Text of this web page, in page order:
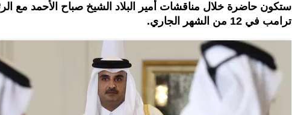
ستكون حاضرة خلال مناقشات أمير البلاد الشيخ صباح الأحمد مع
ترامب في 12 من الشهر الجاري.